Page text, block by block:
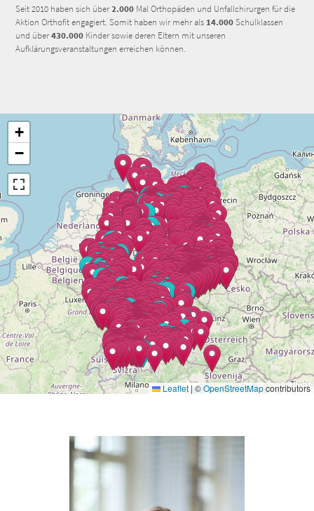
Seit 2010 haben sich über2.000 Mal Orthopäden und Unfallchirurgen für die
Aktion Orthofit engagiert. Somit haben wir mehr als 14.000Schulklassen
und über430.000 Kinder sowie deren Eltern mit unseren
Aufklärungsveranstaltungen erreichen können.
+
−
Leaflet | ©OpenStreetMapcontributors